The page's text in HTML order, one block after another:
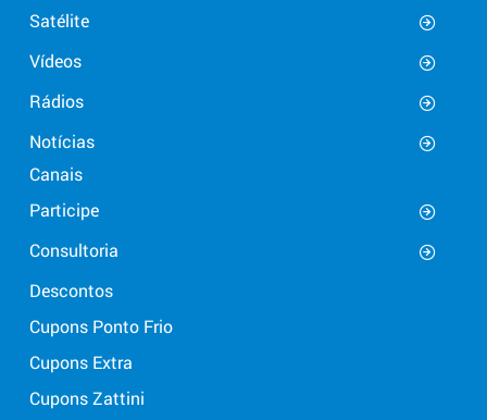
Satélite
Vídeos
Rádios
Notícias
Canais
Participe
Consultoria
Descontos
Cupons Ponto Frio
Cupons Extra
Cupons Zattini